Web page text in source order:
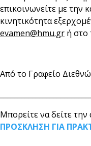
επικοινωνείτε με την
κινητικότητα
evamen@hmu.gr ή στο
Από το Γραφείο
Μπορείτε να δείτε
ΠΡΟΣΚΛΗΣΗ ΓΙΑ